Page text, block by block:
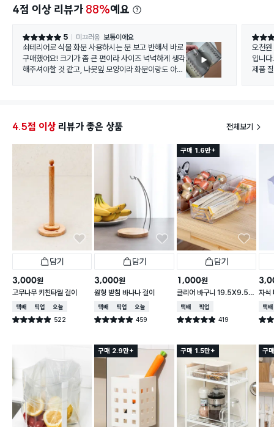
4점 이상 리뷰가 88%예요
별점 5점 5 미끄러움 보통이에요
쇠테리어로 식물 화분 사용하시는 분 보고 반해서 바로
구매했어요! 크기가 좀 큰 편이라 사이즈 넉넉하게 생각
해주셔야할 것 같고, 나뭇잎 모양이라 화분이랑도 아주
별점 5
오천원
입니다.
제품
4.5점 이상 리뷰가 좋은 상품 전체보기
담기
3,000원
고무나무 키친타월 걸이
택배배송매장픽업오늘배송
별점 4.9점 522
건 작성
담기
3,000원
원형 받침 바나나 걸이
택배배송매장픽업오늘배송
별점 4.9점 459
건 작성
구매 1.6만+
담기
1,000원
클리어 바구니 19.5X9.5X
6.2cm
택배배송매장픽업
별점 4.9점 419
건 작성
자석
택배
별점
구매 2.9만+ 구매 1.5만+ 구